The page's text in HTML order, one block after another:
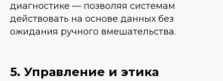
диагностике — позволяя системам
действовать на основе данных без
ожидания ручного вмешательства.
5. Управление и этика